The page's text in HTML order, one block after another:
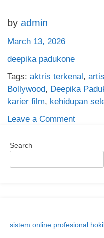
by admin
March 13, 2026
deepika padukone
Tags: aktris terkenal ,
Bollywood, Deepika
karier film, kehidupan
Leave a Commenton
Menuju
Search
sistem online profesional